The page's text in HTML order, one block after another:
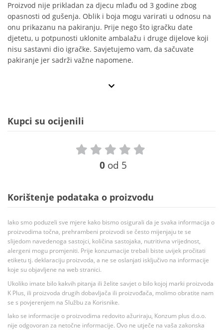
Proizvod nije prikladan za djecu mlađu od 3 godine zbog
opasnosti od gušenja. Oblik i boja mogu varirati u odnosu na
onu prikazanu na pakiranju. Prije nego što igračku date
djetetu, u potpunosti uklonite ambalažu i druge dijelove koji
nisu sastavni dio igračke. Savjetujemo vam, da sačuvate
pakiranje jer sadrži važne napomene.
Kupci su ocijenili
0 od 5
Korištenje podataka o proizvodu
Iako smo poduzeli sve mjere kako bismo osigurali da je svaka informacija o
proizvodima točna, prehrambeni proizvodi se često mijenjaju te se
slijedom navedenoga sastojci, količina sastojaka, nutritivna vrijednost,
alergeni mogu promjeniti. Prije konzumacije trebali biste uvijek pročitati
etiketu tj. deklaraciju proizvoda, a ne se oslanjati isključivo na informacije
koje su objavljene na web stranici.
Ukoliko imate bilo kakvih pitanja ili želite savjet o bilo kojoj marki proizvoda
K Plus, ili proizvoda drugih dobavljača ili proizvođača, molimo obratite nam
se s povjerenjem na Službu za Korisnike.
Iako se informacije o proizvodima redovito ažuriraju, Konzum plus d.o.o.
nije odgovoran za netočne informacije. Ovo ne utječe na vaša zakonska